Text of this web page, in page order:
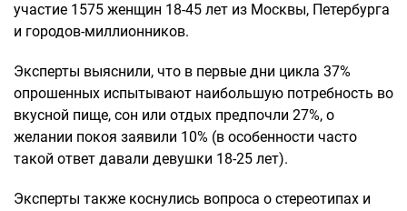
участие 1575 женщин 18-45 лет из Москвы, Петербурга
и городов-миллионников.
Эксперты выяснили, что в первые дни цикла 37%
опрошенных испытывают наибольшую потребность во
вкусной пище, сон или отдых предпочли 27%, о
желании покоя заявили 10% (в особенности часто
такой ответ давали девушки 18-25 лет).
Эксперты также коснулись вопроса о стереотипах и